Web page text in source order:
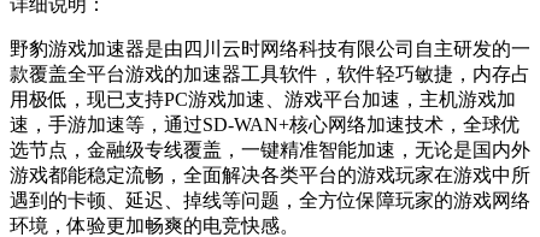
野豹游戏加速器是由四川云时网络科技有限公司自主研发的一
款覆盖全平台游戏的加速器工具软件，软件轻巧敏捷，内存占
用极低，现已支持PC游戏加速、游戏平台加速，主机游戏加
速，手游加速等，通过SD-WAN+核心网络加速技术，全球优
选节点，金融级专线覆盖，一键精准智能加速，无论是国内外
游戏都能稳定流畅，全面解决各类平台的游戏玩家在游戏中所
遇到的卡顿、延迟、掉线等问题，全方位保障玩家的游戏网络
环境，体验更加畅爽的电竞快感。